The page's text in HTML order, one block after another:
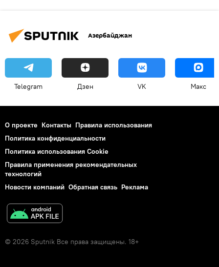
Азербайджан
Telegram Дзен VK Макс
О проекте Контакты Правила использования
Политика конфиденциальности
Политика использования Cookie
Правила применения рекомендательных
технологий
Новости компаний Обратная связь Реклама
© 2026 Sputnik Все права защищены. 18+